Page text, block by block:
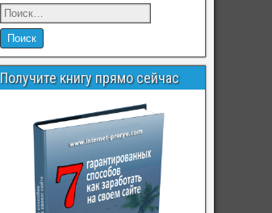
Получите книгу прямо сейчас